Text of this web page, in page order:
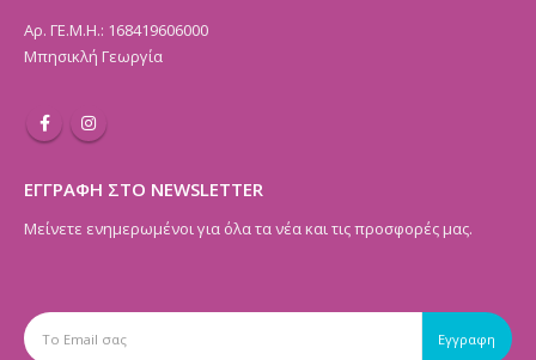
Αρ. ΓΕ.Μ.Η.: 168419606000
Μπησικλή Γεωργία
ΕΓΓΡΑΦΗ ΣΤΟ NEWSLETTER
Μείνετε ενημερωμένοι για όλα τα νέα και τις προσφορές μας.